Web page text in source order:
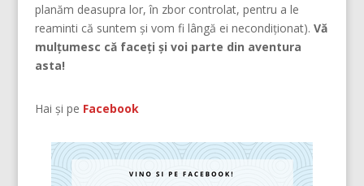
planăm deasupra lor, în zbor controlat, pentru a le
reaminti că suntem şi vom fi lângă ei necondiţionat). Vă
mulțumesc că faceți și voi parte din aventura
asta!
Hai și pe Facebook